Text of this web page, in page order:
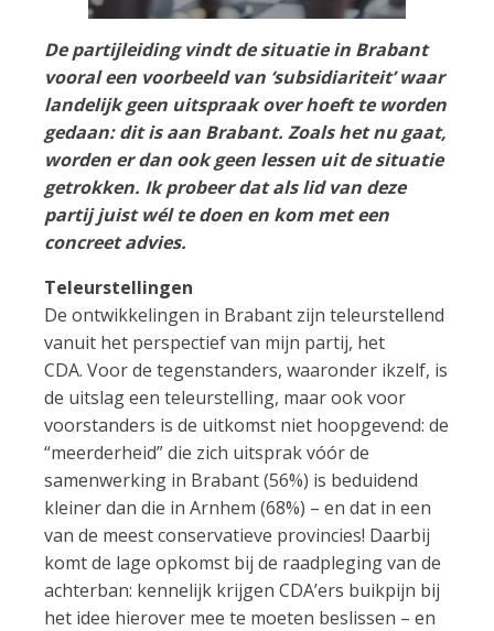
De partijleiding vindt de situatie in Brabant
vooral een voorbeeld van ‘subsidiariteit’ waar
landelijk geen uitspraak over hoeft te worden
gedaan: dit is aan Brabant. Zoals het nu gaat,
worden er dan ook geen lessen uit de situatie
getrokken. Ik probeer dat als lid van deze
partij juist wél te doen en kom met een
concreet advies.
Teleurstellingen
De ontwikkelingen in Brabant zijn teleurstellend
vanuit het perspectief van mijn partij, het
CDA. Voor de tegenstanders, waaronder ikzelf, is
de uitslag een teleurstelling, maar ook voor
voorstanders is de uitkomst niet hoopgevend: de
“meerderheid” die zich uitsprak vóór de
samenwerking in Brabant (56%) is beduidend
kleiner dan die in Arnhem (68%) – en dat in een
van de meest conservatieve provincies! Daarbij
komt de lage opkomst bij de raadpleging van de
achterban: kennelijk krijgen CDA’ers buikpijn bij
het idee hierover mee te moeten beslissen – en